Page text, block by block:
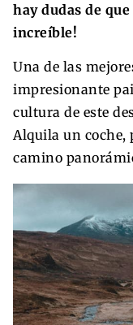
hay dudas de
increíble!
Una de las
impresionante
cultura de este
Alquila un coche,
camino